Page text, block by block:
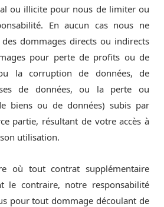
ou illicite pour nous de limiter ou
En aucun cas nous ne
dommages directs ou indirects
pour perte de profits ou de
la corruption de données, de
de données, ou la perte ou
biens ou de données) subis par
partie, résultant de votre accès à
utilisation.
où tout contrat supplémentaire
le contraire, notre responsabilité
pour tout dommage découlant de